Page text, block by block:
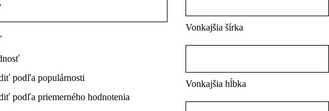
podľa populárnosti
podľa priemerného hodnotenia
Vonkajšia šírka
Vonkajšia hĺbka